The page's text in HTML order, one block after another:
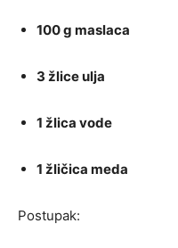
100 g maslaca
3 žlice ulja
1 žlica vode
1 žličica meda
Postupak: